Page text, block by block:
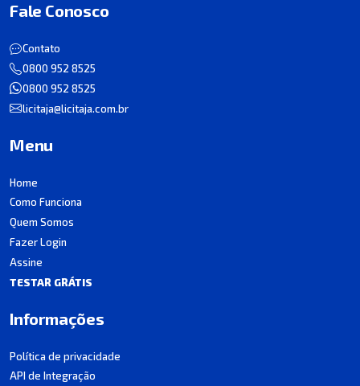
Fale Conosco
Contato
0800 952 8525
0800 952 8525
licitaja@licitaja.com.br
Menu
Home
Como Funciona
Quem Somos
Fazer Login
Assine
TESTAR GRÁTIS
Informações
Política de privacidade
API de Integração